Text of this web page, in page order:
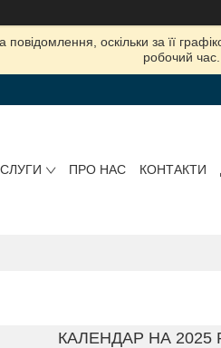
оскільки за її
робочий час.
ПРО НАС КОНТАКТИ
КАЛЕНДАР НА